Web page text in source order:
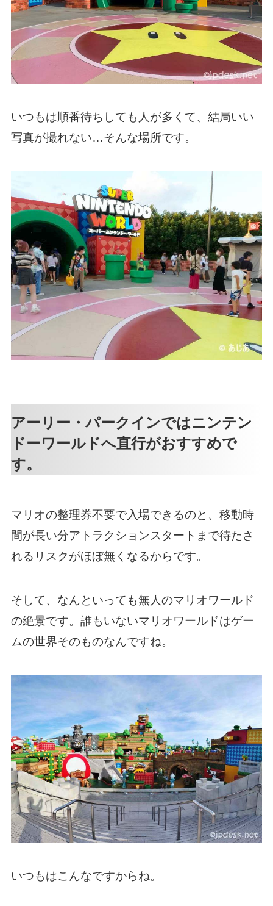
いつもは順番待ちしても人が多くて、結局いい
写真が撮れない…そんな場所です。
アーリー・パークインではニンテン
ドーワールドへ直行がおすすめで
す。
マリオの整理券不要で入場できるのと、移動時
間が長い分アトラクションスタートまで待たさ
れるリスクがほぼ無くなるからです。
そして、なんといっても無人のマリオワールド
の絶景です。誰もいないマリオワールドはゲー
ムの世界そのものなんですね。
いつもはこんなですからね。